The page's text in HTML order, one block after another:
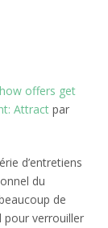
offers get
Attract par
d’entretiens
du
de
pour verrouiller